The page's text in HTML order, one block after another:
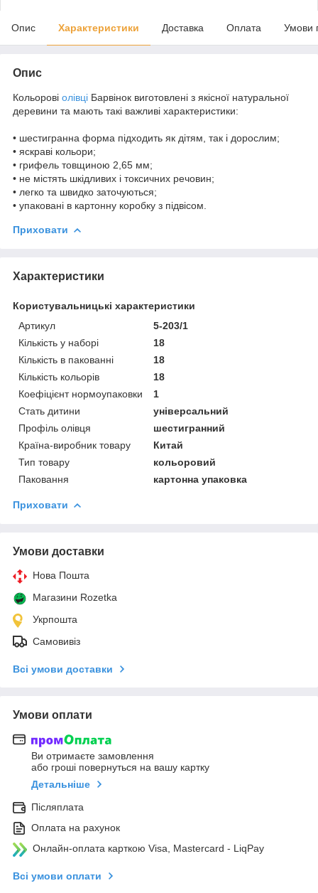
Опис Характеристики Доставка Оплата Умови
Опис
Кольорові олівці Барвінок виготовлені з якісної натуральної
деревини та мають такі важливі характеристики:
• шестигранна форма підходить як дітям, так і дорослим;
• яскраві кольори;
• грифель товщиною 2,65 мм;
• не містять шкідливих і токсичних речовин;
• легко та швидко заточуються;
• упаковані в картонну коробку з підвісом.
Приховати
Характеристики
Користувальницькі характеристики
Артикул
5-203/1
Кількість у наборі
18
Кількість в пакованні
18
Кількість кольорів
18
Коефіцієнт нормоупаковки
1
Стать дитини
універсальний
Профіль олівця
шестигранний
Країна-виробник товару
Китай
Тип товару
кольоровий
Паковання
картонна упаковка
Приховати
Умови доставки
Нова Пошта
Магазини Rozetka
Укрпошта
Самовивіз
Всі умови доставки
Умови оплати
Ви отримаєте замовлення
або гроші повернуться на вашу картку
Детальніше
Післяплата
Оплата на рахунок
Онлайн-оплата карткою Visa, Mastercard - LiqPay
Всі умови оплати